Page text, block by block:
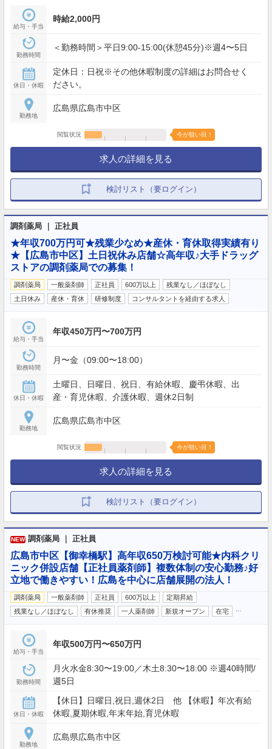
給与・手当
時給2,000円
勤務時間
＜勤務時間＞平日9:00-15:00(休憩45分)※週4〜5日
休日・休暇
定休日：日祝※その他休暇制度の詳細はお問合せく
ださい。
勤務地
広島県広島市中区
閲覧状況 今が狙い目！
求人の詳細を見る
検討リスト（要ログイン）
調剤薬局 ｜ 正社員
★年収700万円可★残業少なめ★産休・育休取得実績有り
★【広島市中区】土日祝休み店舗☆高年収♪大手ドラッグ
ストアの調剤薬局での募集！
調剤薬局 一般薬剤師 正社員 600万以上
残業なし／ほぼなし
土日休み
産休・育休 研修制度 コンサルタントを経由する求人
給与・手当
年収450万円〜700万円
勤務時間
月〜金（09:00〜18:00）
休日・休暇
土曜日、日曜日、祝日、有給休暇、慶弔休暇、出
産・育児休暇、介護休暇、週休2日制
勤務地
広島県広島市中区
閲覧状況 今が狙い目！
求人の詳細を見る
検討リスト（要ログイン）
NEW 調剤薬局 ｜ 正社員
広島市中区【御幸橋駅】高年収650万検討可能★内科クリ
ニック併設店舗【正社員薬剤師】複数体制の安心勤務♪好
立地で働きやすい！広島を中心に店舗展開の法人！
調剤薬局 一般薬剤師 正社員 600万以上
定期昇給
残業なし／ほぼなし
有休推奨 一人薬剤師 新規オープン 在宅
給与・手当
年収500万円〜650万円
勤務時間
月火水金8:30〜19:00／木土8:30〜18:00 ※週40時間/
週5日
休日・休暇
【休日】日曜日,祝日,週休2日 他 【休暇】年次有給
休暇,夏期休暇,年末年始,育児休暇
勤務地
広島県広島市中区